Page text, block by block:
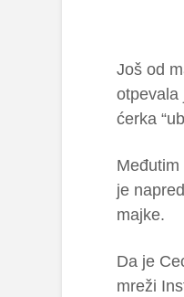
Još od
otpevala
ćerka
je
majke.
Da je
mreži